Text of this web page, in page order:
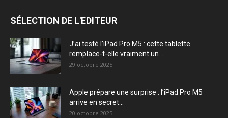
SÉLECTION DE L'EDITEUR
J’ai testé l’iPad Pro M5 : cette tablette
remplace-t-elle vraiment un...
29 octobre 2025
Apple prépare une surprise : l’iPad Pro M5
arrive en secret...
20 octobre 2025